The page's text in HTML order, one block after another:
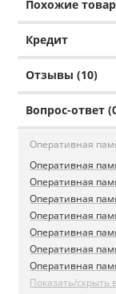
Похожие
Кредит
Отзывы (10)
Вопрос-ответ
Оперативная
Оперативная
Оперативная
Оперативная
Оперативная
Оперативная
Оперативная
Оперативная
Показать/скрыть